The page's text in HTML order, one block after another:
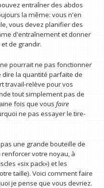
entraîner des abdos
la même: vous n'en
vous devez planifier des
d'entraînement et donner
de grandir.
pourrait ne pas fonctionner
dire la quantité parfaite de
travail-relève pour vos
tout simplement pas de
fois que vousfaire
ne pas essayer le tire-
une grande bouteille de
votre noyau, à
«six pack») et les
taille). Voici comment faire
je pense que vous devriez.